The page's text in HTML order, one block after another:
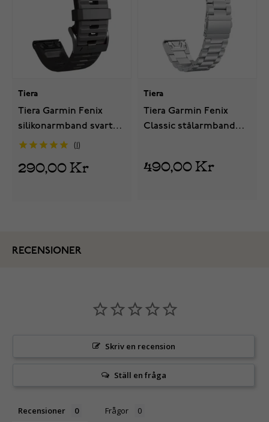
Tiera
Tiera Garmin Fenix
silikonarmband svart
quick release 26 mm
290,00 Kr
Tiera
Tiera Garmin Fenix
Classic stålarmband
490,00 Kr
RECENSIONER
Skriv en recension
Ställ en fråga
Recensioner Frågor